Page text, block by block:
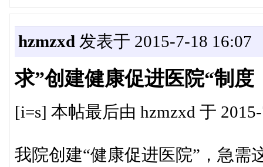
hzmzxd 发表于 2015-7-18 16:07
求”创建健康促进医院“制度
[i=s] 本帖最后由 hzmzxd 于
我院创建“健康促进医院”，急需